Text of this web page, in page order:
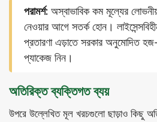
পরামর্শ: অস্বাভাবিক কম মূল্যের লোভনীয়
নেওয়ার আগে সতর্ক হোন।
প্রতারণা এড়াতে সরকার অনুমোদিত
প্যাকেজ নিন।
অতিরিক্ত ব্যক্তিগত ব্যয়
উপরে উল্লেখিত মূল খরচগুলো ছাড়াও কিছু